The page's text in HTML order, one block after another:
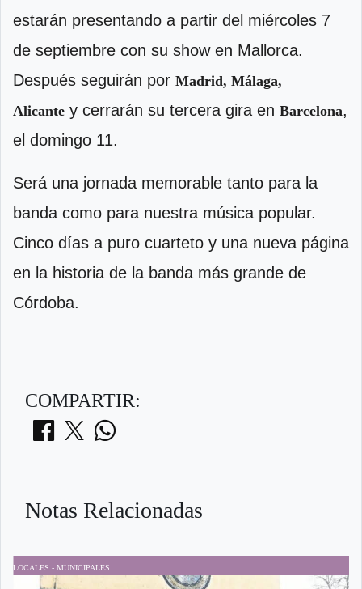
estarán presentando a partir del miércoles 7
de septiembre con su show en Mallorca.
Después seguirán por Madrid, Málaga,
Alicante y cerrarán su tercera gira en Barcelona,
el domingo 11.
Será una jornada memorable tanto para la
banda como para nuestra música popular.
Cinco días a puro cuarteto y una nueva página
en la historia de la banda más grande de
Córdoba.
COMPARTIR:
Notas Relacionadas
LOCALES - MUNICIPALES